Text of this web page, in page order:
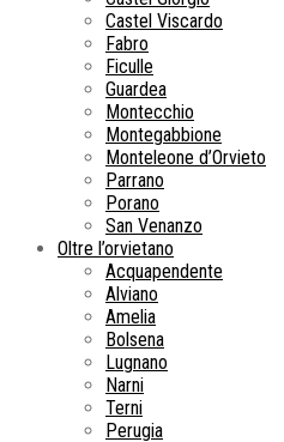
Castel Viscardo
Fabro
Ficulle
Guardea
Montecchio
Montegabbione
Monteleone d’Orvieto
Parrano
Porano
San Venanzo
Oltre l’orvietano
Acquapendente
Alviano
Amelia
Bolsena
Lugnano
Narni
Terni
Perugia